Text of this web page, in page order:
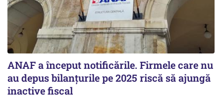
ANAF a început notificările. Firmele care nu
au depus bilanțurile pe 2025 riscă să ajungă
inactive fiscal